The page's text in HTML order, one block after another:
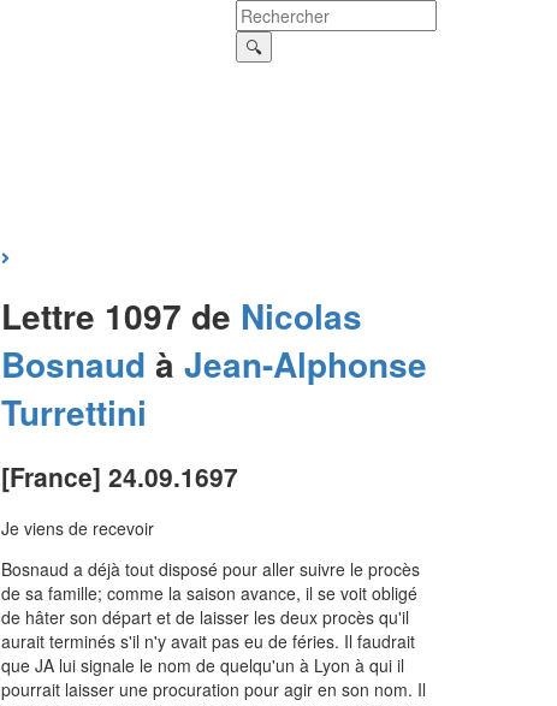
Lettre 1097 de Nicolas
Bosnaud à Jean-Alphonse
Turrettini
[France] 24.09.1697
Je viens de recevoir
Bosnaud a déjà tout disposé pour aller suivre le procès
de sa famille; comme la saison avance, il se voit obligé
de hâter son départ et de laisser les deux procès qu'il
aurait terminés s'il n'y avait pas eu de féries. Il faudrait
que JA lui signale le nom de quelqu'un à Lyon à qui il
pourrait laisser une procuration pour agir en son nom. Il